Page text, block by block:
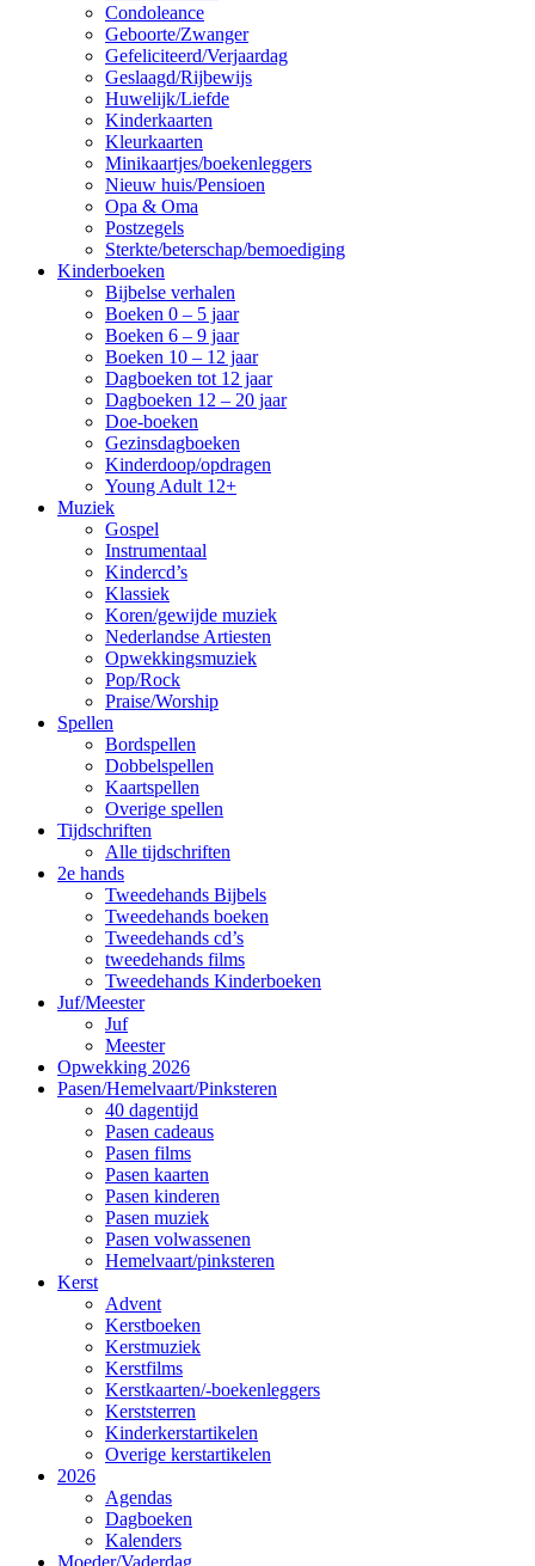
Condoleance
Geboorte/Zwanger
Gefeliciteerd/Verjaardag
Geslaagd/Rijbewijs
Huwelijk/Liefde
Kinderkaarten
Kleurkaarten
Minikaartjes/boekenleggers
Nieuw huis/Pensioen
Opa & Oma
Postzegels
Sterkte/beterschap/bemoediging
Kinderboeken
Bijbelse verhalen
Boeken 0 – 5 jaar
Boeken 6 – 9 jaar
Boeken 10 – 12 jaar
Dagboeken tot 12 jaar
Dagboeken 12 – 20 jaar
Doe-boeken
Gezinsdagboeken
Kinderdoop/opdragen
Young Adult 12+
Muziek
Gospel
Instrumentaal
Kindercd’s
Klassiek
Koren/gewijde muziek
Nederlandse Artiesten
Opwekkingsmuziek
Pop/Rock
Praise/Worship
Spellen
Bordspellen
Dobbelspellen
Kaartspellen
Overige spellen
Tijdschriften
Alle tijdschriften
2e hands
Tweedehands Bijbels
Tweedehands boeken
Tweedehands cd’s
tweedehands films
Tweedehands Kinderboeken
Juf/Meester
Juf
Meester
Opwekking 2026
Pasen/Hemelvaart/Pinksteren
40 dagentijd
Pasen cadeaus
Pasen films
Pasen kaarten
Pasen kinderen
Pasen muziek
Pasen volwassenen
Hemelvaart/pinksteren
Kerst
Advent
Kerstboeken
Kerstmuziek
Kerstfilms
Kerstkaarten/-boekenleggers
Kerststerren
Kinderkerstartikelen
Overige kerstartikelen
2026
Agendas
Dagboeken
Kalenders
Moeder/Vaderdag